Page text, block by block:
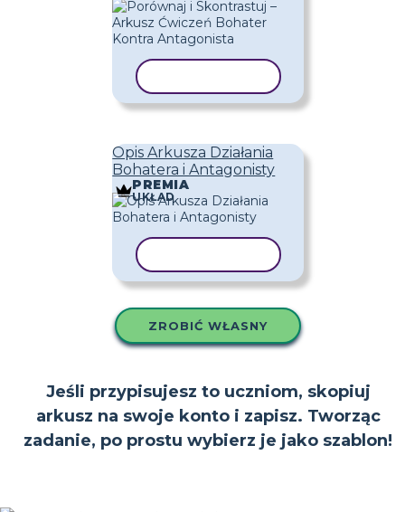
Opis Arkusza Działania
Bohatera i Antagonisty
PREMIA
UKŁAD
ZROBIĆ WŁASNY
Jeśli przypisujesz to uczniom, skopiuj
arkusz na swoje konto i zapisz. Tworząc
zadanie, po prostu wybierz je jako szablon!